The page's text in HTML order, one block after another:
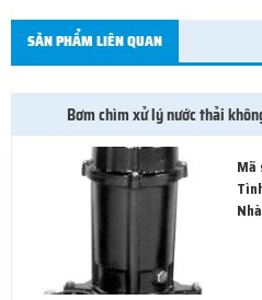
SẢN PHẨM LIÊN QUAN
Bơm chìm xử lý nước thải
Mã